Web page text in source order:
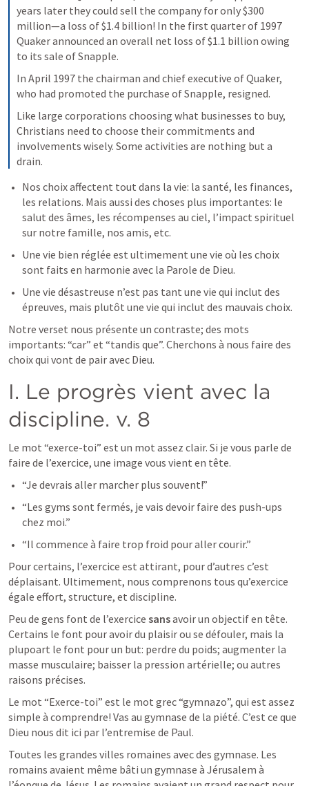
years later they could sell the company for only $300
million—a loss of $1.4 billion! In the first quarter of 1997
Quaker announced an overall net loss of $1.1 billion owing
to its sale of Snapple.
In April 1997 the chairman and chief executive of Quaker,
who had promoted the purchase of Snapple, resigned.
Like large corporations choosing what businesses to buy,
Christians need to choose their commitments and
involvements wisely. Some activities are nothing but a
drain.
Nos choix affectent tout dans la vie: la santé, les finances,
les relations. Mais aussi des choses plus importantes: le
salut des âmes, les récompenses au ciel, l’impact spirituel
sur notre famille, nos amis, etc.
Une vie bien réglée est ultimement une vie où les choix
sont faits en harmonie avec la Parole de Dieu.
Une vie désastreuse n’est pas tant une vie qui inclut des
épreuves, mais plutôt une vie qui inclut des mauvais choix.
Notre verset nous présente un contraste; des mots
importants: “car” et “tandis que”. Cherchons à nous faire des
choix qui vont de pair avec Dieu.
I. Le progrès vient avec la
discipline. v. 8
Le mot “exerce-toi” est un mot assez clair. Si je vous parle de
faire de l’exercice, une image vous vient en tête.
“Je devrais aller marcher plus souvent!”
“Les gyms sont fermés, je vais devoir faire des push-ups
chez moi.”
“Il commence à faire trop froid pour aller courir.”
Pour certains, l’exercice est attirant, pour d’autres c’est
déplaisant. Ultimement, nous comprenons tous qu’exercice
égale effort, structure, et discipline.
Peu de gens font de l’exercice sans avoir un objectif en tête.
Certains le font pour avoir du plaisir ou se défouler, mais la
plupoart le font pour un but: perdre du poids; augmenter la
masse musculaire; baisser la pression artérielle; ou autres
raisons précises.
Le mot “Exerce-toi” est le mot grec “gymnazo”, qui est assez
simple à comprendre! Vas au gymnase de la piété. C’est ce que
Dieu nous dit ici par l’entremise de Paul.
Toutes les grandes villes romaines avec des gymnase. Les
romains avaient même bâti un gymnase à Jérusalem à